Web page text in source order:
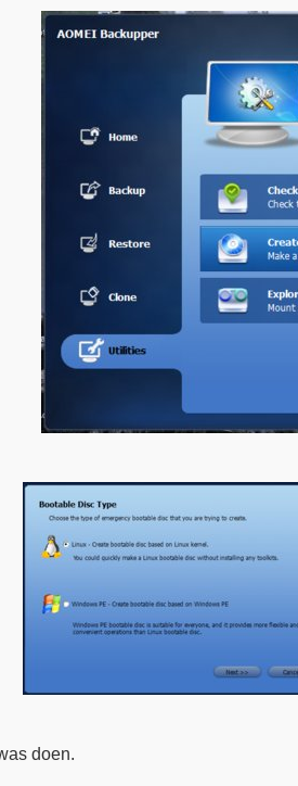
doen.